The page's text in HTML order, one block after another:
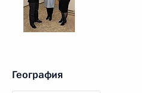
География